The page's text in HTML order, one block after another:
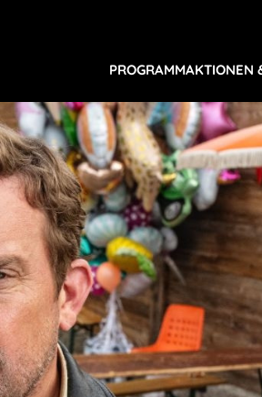
PROGRAMMAKTIONEN